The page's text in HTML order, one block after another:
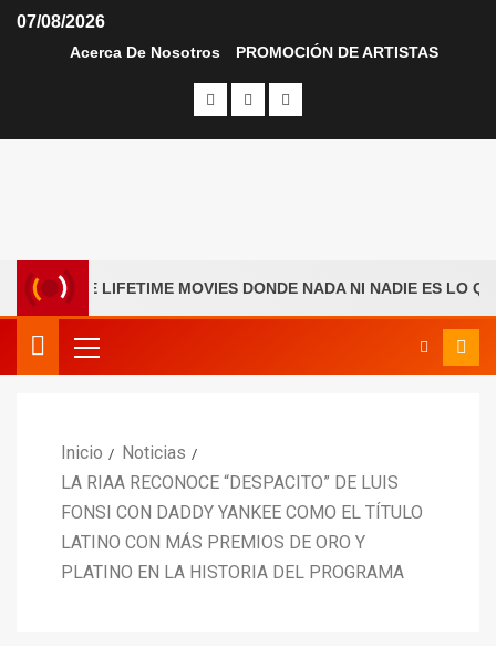
07/08/2026
Acerca De Nosotros PROMOCIÓN DE ARTISTAS
DE LIFETIME MOVIES DONDE NADA NI NADIE ES LO QUE
Inicio
Noticias
LA RIAA RECONOCE “DESPACITO” DE LUIS
FONSI CON DADDY YANKEE COMO EL TÍTULO
LATINO CON MÁS PREMIOS DE ORO Y
PLATINO EN LA HISTORIA DEL PROGRAMA